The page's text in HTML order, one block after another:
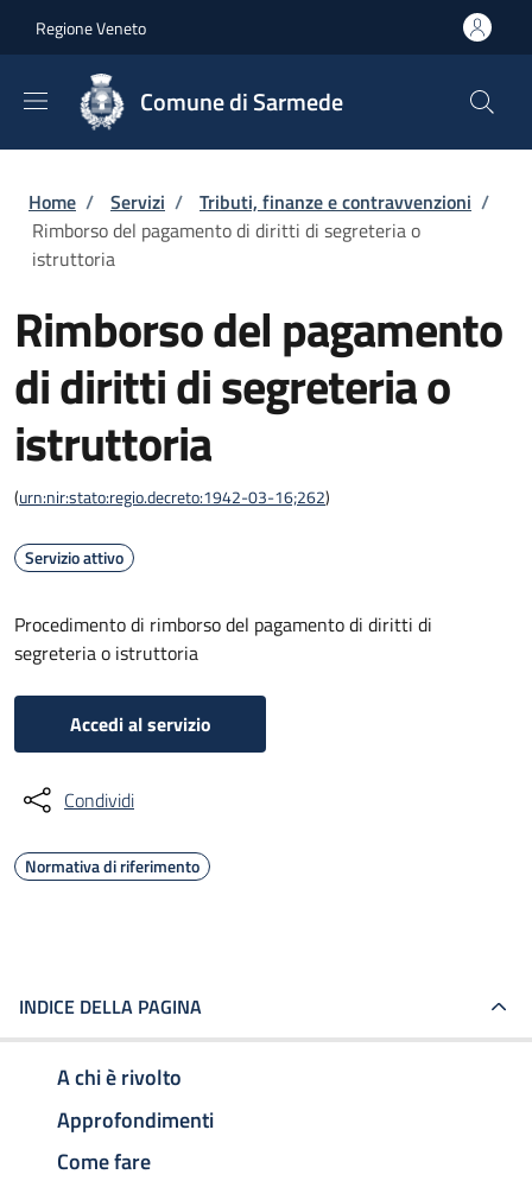
Regione Veneto
Comune di Sarmede
Briciole di pane
Home / Servizi / Tributi, finanze e contravvenzioni /
Rimborso del pagamento di diritti di segreteria o
istruttoria
Rimborso del pagamento
di diritti di segreteria o
istruttoria
(urn:nir:stato:regio.decreto:1942-03-16;262)
Servizio attivo
Procedimento di rimborso del pagamento di diritti di
segreteria o istruttoria
Accedi al servizio
Condividi
Normativa di riferimento
INDICE DELLA PAGINA
A chi è rivolto
Approfondimenti
Come fare